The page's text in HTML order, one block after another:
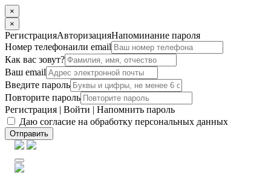
×
×
РегистрацияАвторизацияНапоминание пароля
Номер телефонаили email
Как вас зовут?
Ваш email
Введите пароль
Повторите пароль
Регистрация | Войти | Напомнить пароль
Даю согласие на обработку персональных данных
Отправить